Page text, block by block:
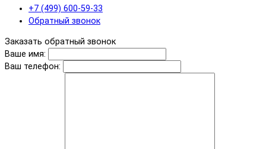
+7 (499) 600-59-33
Обратный звонок
Заказать обратный звонок
Ваше имя:
Ваш телефон: